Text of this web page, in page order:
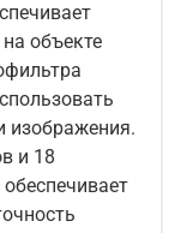
объекте
изображения.
и 18